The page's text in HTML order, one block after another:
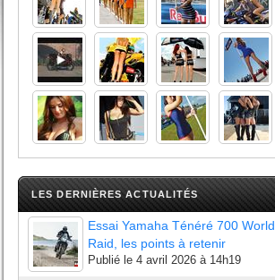
LES DERNIÈRES ACTUALITÉS
Essai Yamaha Ténéré 700 World
Raid, les points à retenir
Publié le 4 avril 2026 à 14h19